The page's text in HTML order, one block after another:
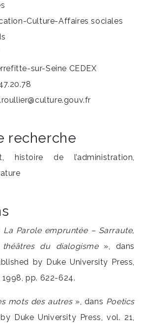
Culture-Affaires sociales
sur-Seine CEDEX
recherche
histoire de l’administration,
La Parole empruntée – Sarraute,
du dialogisme», dans
by Duke University Press,
1998, pp. 622-624.
mots des autres», dans Poetics
Duke University Press, vol. 21,